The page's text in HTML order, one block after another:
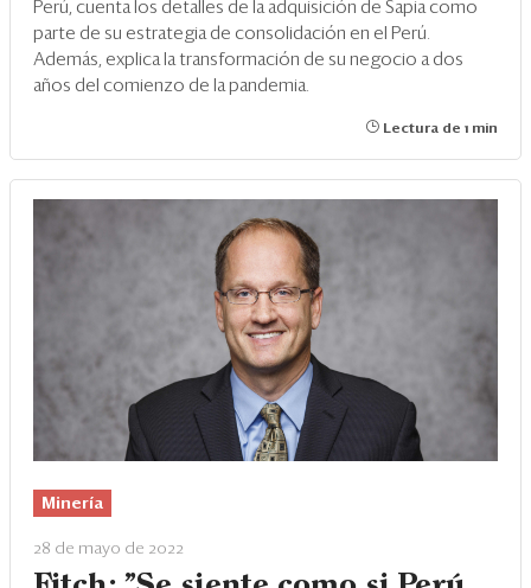
Perú, cuenta los detalles de la adquisición de Sapia como
parte de su estrategia de consolidación en el Perú.
Además, explica la transformación de su negocio a dos
años del comienzo de la pandemia.
Lectura de 1 min
Minería
28 de mayo de 2022